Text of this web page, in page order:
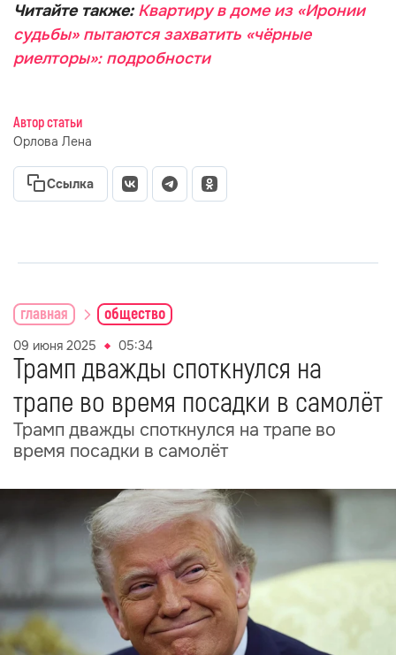
Читайте также: Квартиру в доме из «Иронии
судьбы» пытаются захватить «чёрные
риелторы»: подробности
Автор статьи
Орлова Лена
Ссылка
главная общество
09 июня 2025 05:34
Трамп дважды споткнулся на
трапе во время посадки в самолёт
Трамп дважды споткнулся на трапе во
время посадки в самолёт